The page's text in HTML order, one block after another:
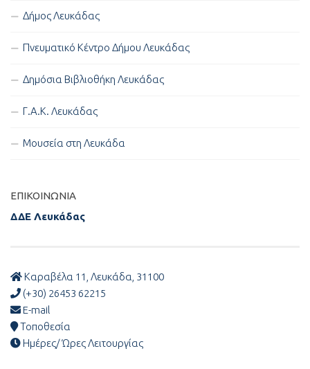
Δήμος Λευκάδας
Πνευματικό Κέντρο Δήμου Λευκάδας
Δημόσια Βιβλιοθήκη Λευκάδας
Γ.Α.Κ. Λευκάδας
Μουσεία στη Λευκάδα
ΕΠΙΚΟΙΝΩΝΊΑ
ΔΔΕ Λευκάδας
Καραβέλα 11, Λευκάδα, 31100
(+30) 26453 62215
E-mail
Τοποθεσία
Ημέρες/ Ώρες Λειτουργίας